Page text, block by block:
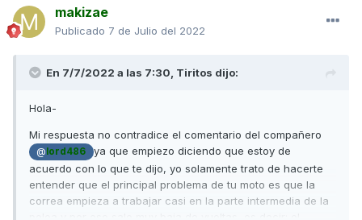
makizae
Publicado 7 de Julio del 2022
En 7/7/2022 a las 7:30, Tiritos dijo:
Hola-
Mi respuesta no contradice el comentario del compañero
@ lord486
ya que empiezo diciendo que estoy de
acuerdo con lo que te dijo, yo solamente trato de hacerte
entender que el principal problema de tu moto es que la
correa empieza a trabajar casi en la parte intermedia de la